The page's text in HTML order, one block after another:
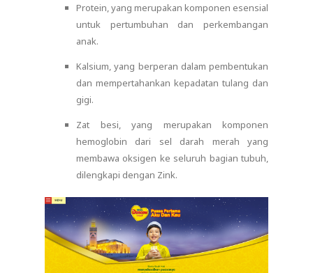
Protein, yang merupakan komponen esensial
untuk pertumbuhan dan perkembangan
anak.
Kalsium, yang berperan dalam pembentukan
dan mempertahankan kepadatan tulang dan
gigi.
Zat besi, yang merupakan komponen
hemoglobin dari sel darah merah yang
membawa oksigen ke seluruh bagian tubuh,
dilengkapi dengan Zink.